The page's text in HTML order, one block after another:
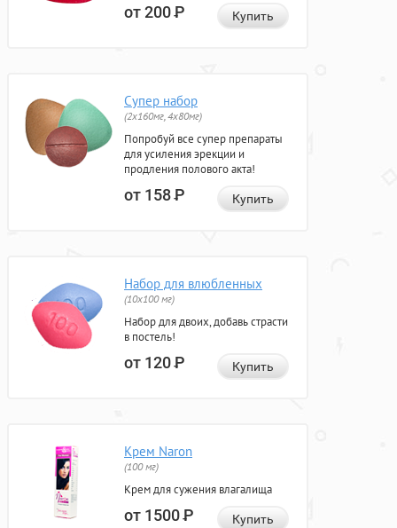
от 200Р Купить
Супер набор
(2х160мг, 4х80мг)
Попробуй все супер препараты
для усиления эрекции и
продления полового акта!
от 158Р Купить
Набор для влюбленных
(10х100 мг)
Набор для двоих, добавь страсти
в постель!
от 120Р Купить
Крем Naron
(100 мг)
Крем для сужения влагалища
от 1500Р Купить